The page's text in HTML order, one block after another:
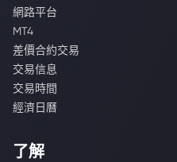
網路平台
MT4
差價合約交易
交易信息
交易時間
經濟日曆
了解